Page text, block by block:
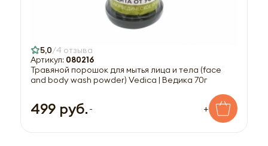
5,0 4 отзыва
Артикул: 080216
Травяной порошок для мытья лица и тела (face
and body wash powder) Vedica | Ведика 70г
499 руб. - +